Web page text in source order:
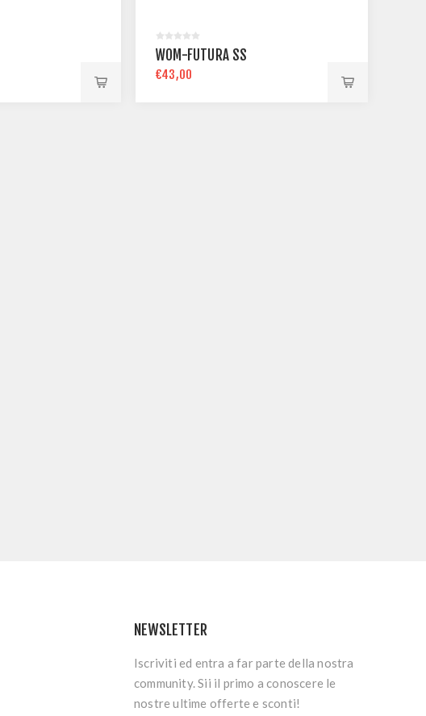
WOM-FUTURA SS
€43,00
NEWSLETTER
Iscriviti ed entra a far parte della nostra
community. Sii il primo a conoscere le
nostre ultime offerte e sconti!